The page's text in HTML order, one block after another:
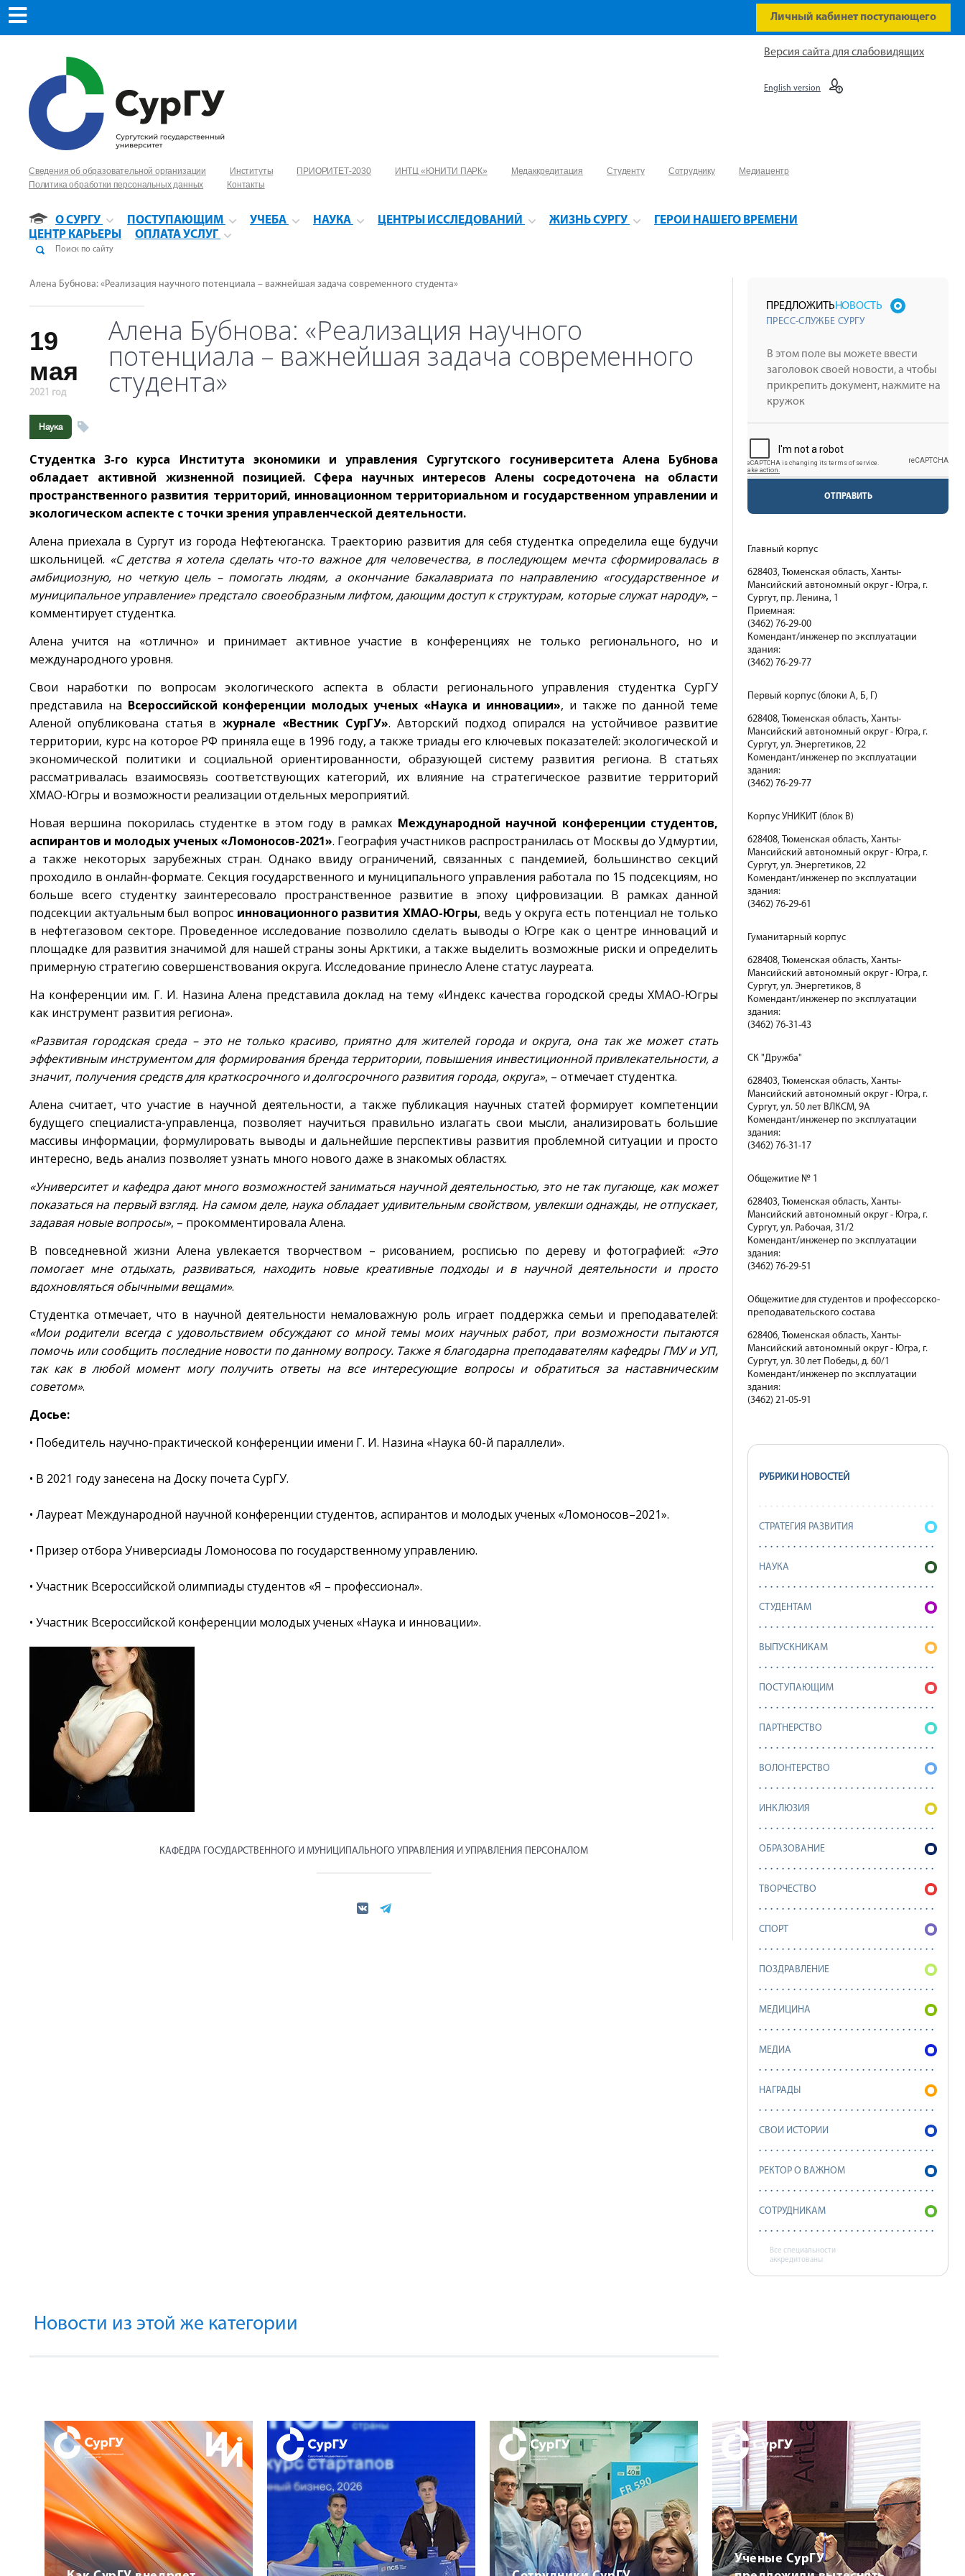
Личный кабинет поступающего
Сведения об образовательной организации Институты ПРИОРИТЕТ-2030 ИНТЦ «ЮНИТИ ПАРК» Медаккредитация Студенту Сотруднику
Медиацентр
Политика обработки персональных данных
Контакты
О СУРГУ ПОСТУПАЮЩИМ УЧЕБА НАУКА ЦЕНТРЫ ИССЛЕДОВАНИЙ ЖИЗНЬ СУРГУ
ГЕРОИ НАШЕГО ВРЕМЕНИ
ЦЕНТР КАРЬЕРЫ
ОПЛАТА УСЛУГ
Версия сайта для слабовидящих
English version
Алена Бубнова: «Реализация научного потенциала – важнейшая задача современного студента»
19
мая
2021 год
Алена Бубнова: «Реализация научного
потенциала – важнейшая задача современного
студента»
Наука
Студентка 3-го курса Института экономики и управления Сургутского госуниверситета Алена Бубнова
обладает активной жизненной позицией. Сфера научных интересов Алены сосредоточена на области
пространственного развития территорий, инновационном территориальном и государственном управлении и
экологическом аспекте с точки зрения управленческой деятельности.
Алена приехала в Сургут из города Нефтеюганска. Траекторию развития для себя студентка определила еще будучи
школьницей. «С детства я хотела сделать что-то важное для человечества, в последующем мечта сформировалась в
амбициозную, но четкую цель – помогать людям, а окончание бакалавриата по направлению «государственное и
муниципальное управление» предстало своеобразным лифтом, дающим доступ к структурам, которые служат народу», –
комментирует студентка.
Алена учится на «отлично» и принимает активное участие в конференциях не только регионального, но и
международного уровня.
Свои наработки по вопросам экологического аспекта в области регионального управления студентка СурГУ
представила на Всероссийской конференции молодых ученых «Наука и инновации», и также по данной теме
Аленой опубликована статья в журнале «Вестник СурГУ». Авторский подход опирался на устойчивое развитие
территории, курс на которое РФ приняла еще в 1996 году, а также триады его ключевых показателей: экологической и
экономической политики и социальной ориентированности, образующей систему развития региона. В статьях
рассматривалась взаимосвязь соответствующих категорий, их влияние на стратегическое развитие территорий
ХМАО-Югры и возможности реализации отдельных мероприятий.
Новая вершина покорилась студентке в этом году в рамках Международной научной конференции студентов,
аспирантов и молодых ученых «Ломоносов-2021». География участников распространилась от Москвы до Удмуртии,
а также некоторых зарубежных стран. Однако ввиду ограничений, связанных с пандемией, большинство секций
проходило в онлайн-формате. Секция государственного и муниципального управления работала по 15 подсекциям, но
больше всего студентку заинтересовало пространственное развитие в эпоху цифровизации. В рамках данной
подсекции актуальным был вопрос инновационного развития ХМАО-Югры, ведь у округа есть потенциал не только
в нефтегазовом секторе. Проведенное исследование позволило сделать выводы о Югре как о центре инноваций и
площадке для развития значимой для нашей страны зоны Арктики, а также выделить возможные риски и определить
примерную стратегию совершенствования округа. Исследование принесло Алене статус лауреата.
На конференции им. Г. И. Назина Алена представила доклад на тему «Индекс качества городской среды ХМАО-Югры
как инструмент развития региона».
«Развитая городская среда – это не только красиво, приятно для жителей города и округа, она так же может стать
эффективным инструментом для формирования бренда территории, повышения инвестиционной привлекательности, а
значит, получения средств для краткосрочного и долгосрочного развития города, округа», – отмечает студентка.
Алена считает, что участие в научной деятельности, а также публикация научных статей формирует компетенции
будущего специалиста-управленца, позволяет научиться правильно излагать свои мысли, анализировать большие
массивы информации, формулировать выводы и дальнейшие перспективы развития проблемной ситуации и просто
интересно, ведь анализ позволяет узнать много нового даже в знакомых областях.
«Университет и кафедра дают много возможностей заниматься научной деятельностью, это не так пугающе, как может
показаться на первый взгляд. На самом деле, наука обладает удивительным свойством, увлекши однажды, не отпускает,
задавая новые вопросы», – прокомментировала Алена.
В повседневной жизни Алена увлекается творчеством – рисованием, росписью по дереву и фотографией: «Это
помогает мне отдыхать, развиваться, находить новые креативные подходы и в научной деятельности и просто
вдохновляться обычными вещами».
Студентка отмечает, что в научной деятельности немаловажную роль играет поддержка семьи и преподавателей:
«Мои родители всегда с удовольствием обсуждают со мной темы моих научных работ, при возможности пытаются
помочь или сообщить последние новости по данному вопросу. Также я благодарна преподавателям кафедры ГМУ и УП,
так как в любой момент могу получить ответы на все интересующие вопросы и обратиться за наставническим
советом».
Досье:
• Победитель научно-практической конференции имени Г. И. Назина «Наука 60-й параллели».
• В 2021 году занесена на Доску почета СурГУ.
• Лауреат Международной научной конференции студентов, аспирантов и молодых ученых «Ломоносов–2021».
• Призер отбора Универсиады Ломоносова по государственному управлению.
• Участник Всероссийской олимпиады студентов «Я – профессионал».
• Участник Всероссийской конференции молодых ученых «Наука и инновации».
КАФЕДРА ГОСУДАРСТВЕННОГО И МУНИЦИПАЛЬНОГО УПРАВЛЕНИЯ И УПРАВЛЕНИЯ ПЕРСОНАЛОМ
ПРЕДЛОЖИТЬНОВОСТЬ
ПРЕСС-СЛУЖБЕ СУРГУ
ОТПРАВИТЬ
Главный корпус
628403, Тюменская область, Ханты-
Мансийский автономный округ - Югра, г.
Сургут, пр. Ленина, 1
Приемная:
(3462) 76-29-00
Комендант/инженер по эксплуатации
здания:
(3462) 76-29-77
Первый корпус (блоки А, Б, Г)
628408, Тюменская область, Ханты-
Мансийский автономный округ - Югра, г.
Сургут, ул. Энергетиков, 22
Комендант/инженер по эксплуатации
здания:
(3462) 76-29-77
Корпус УНИКИТ (блок В)
628408, Тюменская область, Ханты-
Мансийский автономный округ - Югра, г.
Сургут, ул. Энергетиков, 22
Комендант/инженер по эксплуатации
здания:
(3462) 76-29-61
Гуманитарный корпус
628408, Тюменская область, Ханты-
Мансийский автономный округ - Югра, г.
Сургут, ул. Энергетиков, 8
Комендант/инженер по эксплуатации
здания:
(3462) 76-31-43
СК "Дружба"
628403, Тюменская область, Ханты-
Мансийский автономный округ - Югра, г.
Сургут, ул. 50 лет ВЛКСМ, 9А
Комендант/инженер по эксплуатации
здания:
(3462) 76-31-17
Общежитие № 1
628403, Тюменская область, Ханты-
Мансийский автономный округ - Югра, г.
Сургут, ул. Рабочая, 31/2
Комендант/инженер по эксплуатации
здания:
(3462) 76-29-51
Общежитие для студентов и профессорско-
преподавательского состава
628406, Тюменская область, Ханты-
Мансийский автономный округ - Югра, г.
Сургут, ул. 30 лет Победы, д. 60/1
Комендант/инженер по эксплуатации
здания:
(3462) 21-05-91
РУБРИКИ НОВОСТЕЙ
СТРАТЕГИЯ РАЗВИТИЯ
НАУКА
СТУДЕНТАМ
ВЫПУСКНИКАМ
ПОСТУПАЮЩИМ
ПАРТНЕРСТВО
ВОЛОНТЕРСТВО
ИНКЛЮЗИЯ
ОБРАЗОВАНИЕ
ТВОРЧЕСТВО
СПОРТ
ПОЗДРАВЛЕНИЕ
МЕДИЦИНА
МЕДИА
НАГРАДЫ
СВОИ ИСТОРИИ
РЕКТОР О ВАЖНОМ
СОТРУДНИКАМ
Все специальности
аккредитованы
Новости из этой же категории
Ученые СурГУ